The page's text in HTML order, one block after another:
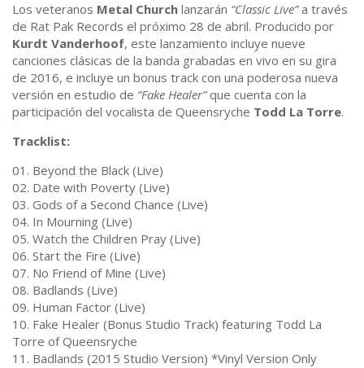
Los veteranos Metal Church lanzarán “Classic Live”a través
de Rat Pak Records el próximo 28 de abril. Producido por
Kurdt Vanderhoof, este lanzamiento incluye nueve
canciones clásicas de la banda grabadas en vivo en su gira
de 2016, e incluye un bonus track con una poderosa nueva
versión en estudio de “Fake Healer”que cuenta con la
participación del vocalista de Queensryche Todd La Torre.
Tracklist:
01. Beyond the Black (Live)
02. Date with Poverty (Live)
03. Gods of a Second Chance (Live)
04. In Mourning (Live)
05. Watch the Children Pray (Live)
06. Start the Fire (Live)
07. No Friend of Mine (Live)
08. Badlands (Live)
09. Human Factor (Live)
10. Fake Healer (Bonus Studio Track) featuring Todd La
Torre of Queensryche
11. Badlands (2015 Studio Version) *Vinyl Version Only